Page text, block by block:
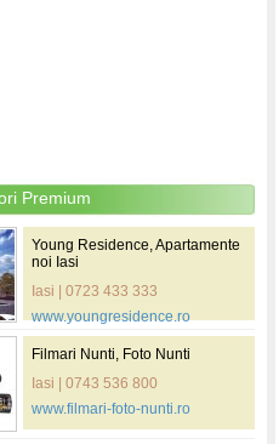
Premium
Young Residence, Apartamente
noi Iasi
Iasi | 0723 433 333
www.youngresidence.ro
Filmari Nunti, Foto Nunti
Iasi | 0743 536 800
www.filmari-foto-nunti.ro